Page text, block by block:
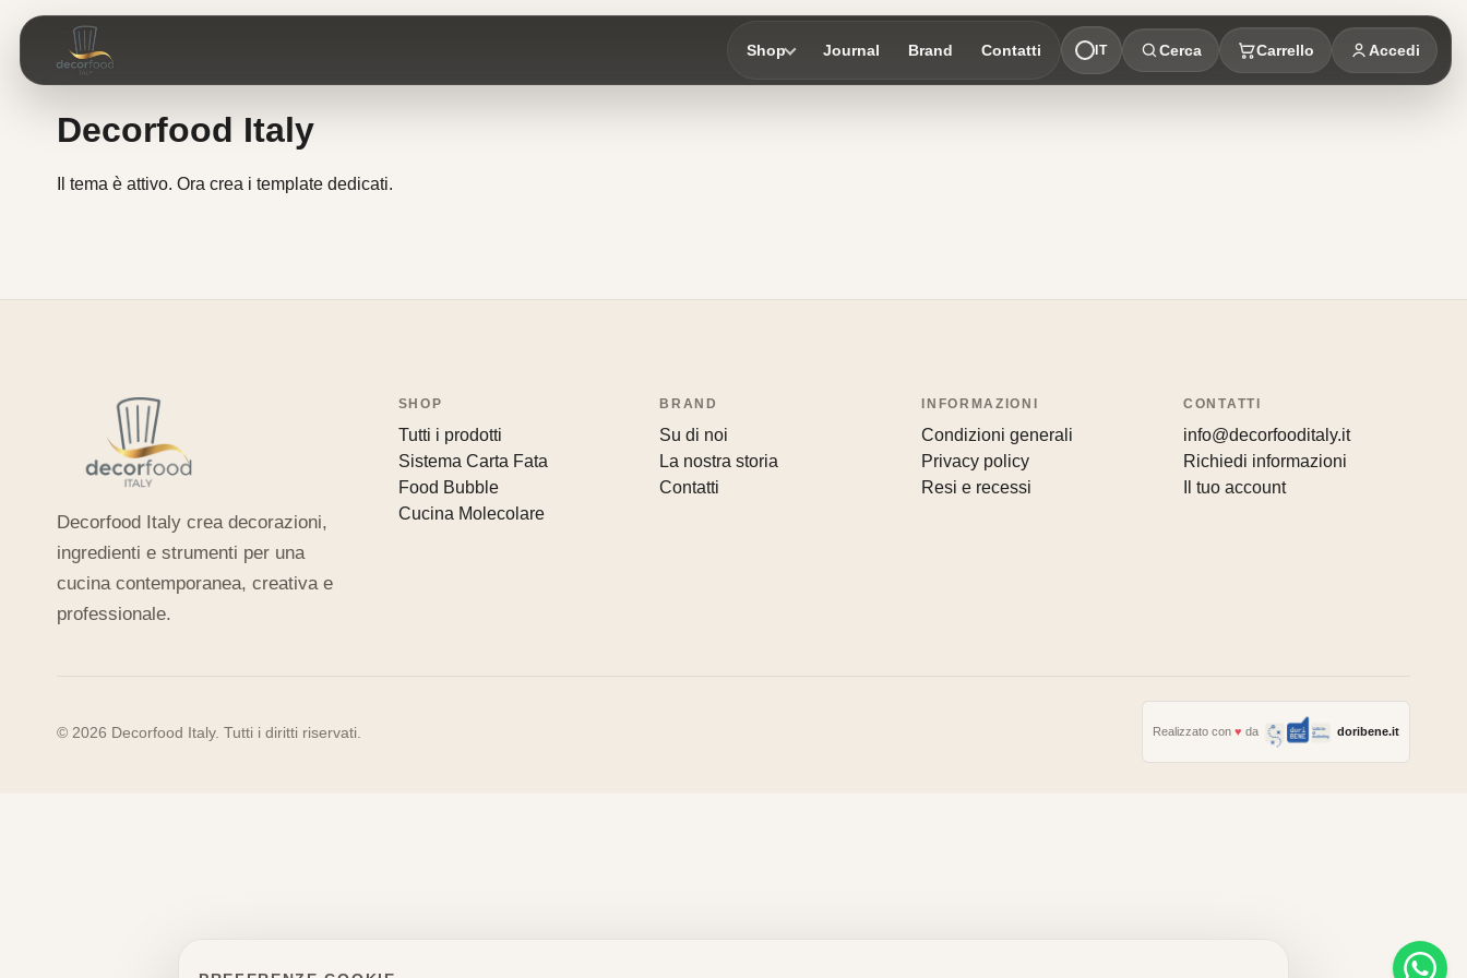
Shop Journal Brand Contatti IT Cerca Carrello Accedi
Decorfood Italy
Il tema è attivo. Ora crea i template dedicati.
Decorfood Italy crea decorazioni,
ingredienti e strumenti per una
cucina contemporanea, creativa e
professionale.
SHOP
Tutti i prodotti
Sistema Carta Fata
Food Bubble
Cucina Molecolare
BRAND
Su di noi
La nostra storia
Contatti
INFORMAZIONI
Condizioni generali
Privacy policy
Resi e recessi
CONTATTI
info@decorfooditaly.it
Richiedi informazioni
Il tuo account
© 2026 Decorfood Italy. Tutti i diritti riservati. Realizzato con ♥ da doribene.it